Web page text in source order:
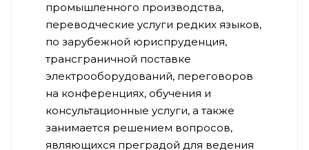
промышленного производства,
переводческие услуги редких языков,
по зарубежной юриспруденция,
трансграничной поставке
электрооборудований, переговоров
на конференциях, обучения и
консультационные услуги, а также
занимается решением вопросов,
являющихся преградой для ведения